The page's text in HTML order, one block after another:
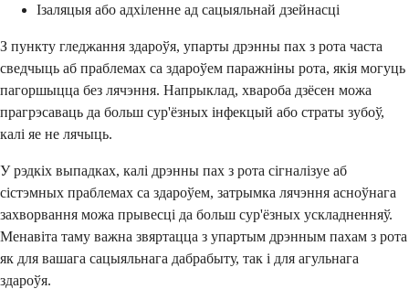
Ізаляцыя або адхіленне ад сацыяльнай дзейнасці
З пункту гледжання здароўя, упарты дрэнны пах з рота часта
сведчыць аб праблемах са здароўем паражніны рота, якія могуць
пагоршыцца без лячэння. Напрыклад, хвароба дзёсен можа
прагрэсаваць да больш сур'ёзных інфекцый або страты зубоў,
калі яе не лячыць.
У рэдкіх выпадках, калі дрэнны пах з рота сігналізуе аб
сістэмных праблемах са здароўем, затрымка лячэння асноўнага
захворвання можа прывесці да больш сур'ёзных ускладненняў.
Менавіта таму важна звяртацца з упартым дрэнным пахам з рота
як для вашага сацыяльнага дабрабыту, так і для агульнага
здароўя.